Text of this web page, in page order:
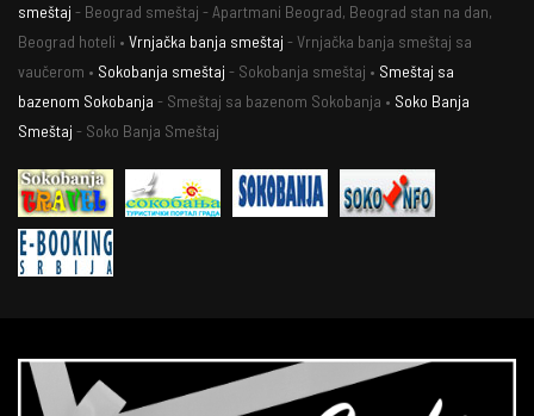
smeštaj - Beograd smeštaj - Apartmani Beograd, Beograd stan na dan,
Beograd hoteli • Vrnjačka banja smeštaj - Vrnjačka banja smeštaj sa
vaučerom • Sokobanja smeštaj - Sokobanja smeštaj • Smeštaj sa
bazenom Sokobanja - Smeštaj sa bazenom Sokobanja • Soko Banja
Smeštaj - Soko Banja Smeštaj